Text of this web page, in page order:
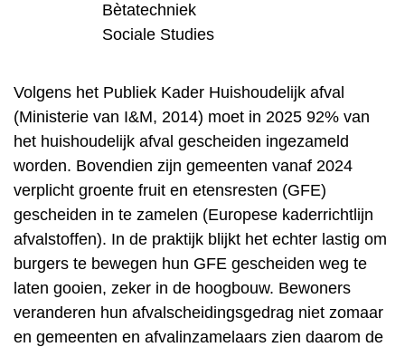
Bètatechniek
Sociale Studies
Volgens het Publiek Kader Huishoudelijk afval
(Ministerie van I&M, 2014) moet in 2025 92% van
het huishoudelijk afval gescheiden ingezameld
worden. Bovendien zijn gemeenten vanaf 2024
verplicht groente fruit en etensresten (GFE)
gescheiden in te zamelen (Europese kaderrichtlijn
afvalstoffen). In de praktijk blijkt het echter lastig om
burgers te bewegen hun GFE gescheiden weg te
laten gooien, zeker in de hoogbouw. Bewoners
veranderen hun afvalscheidingsgedrag niet zomaar
en gemeenten en afvalinzamelaars zien daarom de